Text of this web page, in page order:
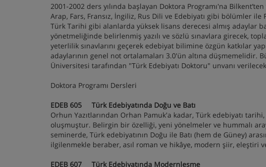
2001-2002 ders yılında başlayan Doktora Programı'na
Arap, Fars, Fransız, İngiliz, Rus Dili ve Edebiyatı gibi bölümler ile
Türk Tarihi gibi alanlarda yüksek lisans derecesi almış adaylar
yönetmeliğinde belirlenmiş yazılı ve sözlü sınavlara girecek,
yeterlilik sınavlarını geçerek edebiyat bilimine özgün katkılar
adaylarının genel not ortalamaları 3.0'ün altına düşmemelidir.
Üniversitesi tarafından "Türk Edebiyatı Doktoru" unvanı
Doktora Programı Dersleri
EDEB 605 Türk Edebiyatında Doğu ve Batı
Orhun Yazıtlarından Orhan Pamuk'a kadar, Türk edebiyatı
oluşmuştur. Belirgin bir özelliği, yeni yönelmeler ve hummalı
seminerde, Türk edebiyatının Doğu ile Batı (hem de Güney)
ilgilenmekle beraber, asıl roman ve hikâye, modern şiir,
EDEB 607 Türk Edebiyatında Modernleşme